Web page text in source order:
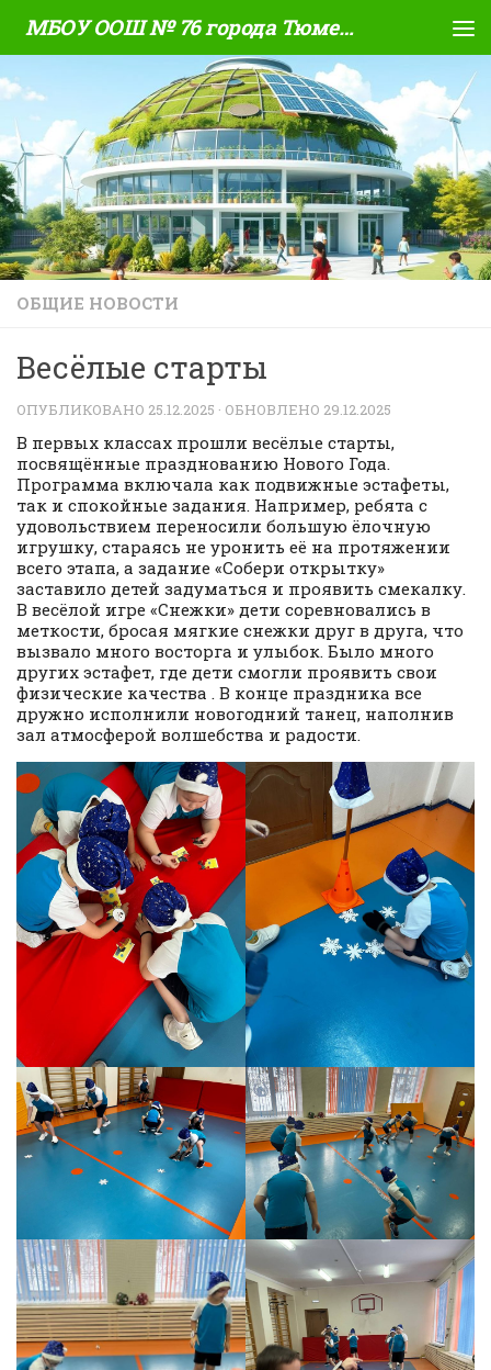
Skip to content МБОУ ООШ № 76 города Тюмени
ОБЩИЕ НОВОСТИ
Весёлые старты
ОПУБЛИКОВАНО 25.12.2025 · ОБНОВЛЕНО 29.12.2025
В первых классах прошли весёлые старты,
посвящённые празднованию Нового Года.
Программа включала как подвижные эстафеты,
так и спокойные задания. Например, ребята с
удовольствием переносили большую ёлочную
игрушку, стараясь не уронить её на протяжении
всего этапа, а задание «Собери открытку»
заставило детей задуматься и проявить смекалку.
В весёлой игре «Снежки» дети соревновались в
меткости, бросая мягкие снежки друг в друга, что
вызвало много восторга и улыбок. Было много
других эстафет, где дети смогли проявить свои
физические качества . В конце праздника все
дружно исполнили новогодний танец, наполнив
зал атмосферой волшебства и радости.